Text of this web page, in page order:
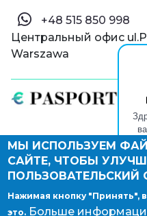
© Паспорт Онлайн
Политика
Оферта и
Правовые документы
Депонирование логотипа
‪+48 515 850 998‬
Центральный офис
Warszawa
МЫ ИСПОЛЬЗУЕМ
САЙТЕ, ЧТОБЫ
ПОЛЬЗОВАТЕЛЬСКИЙ
Нажимая кнопку "Принять",
это. Больше